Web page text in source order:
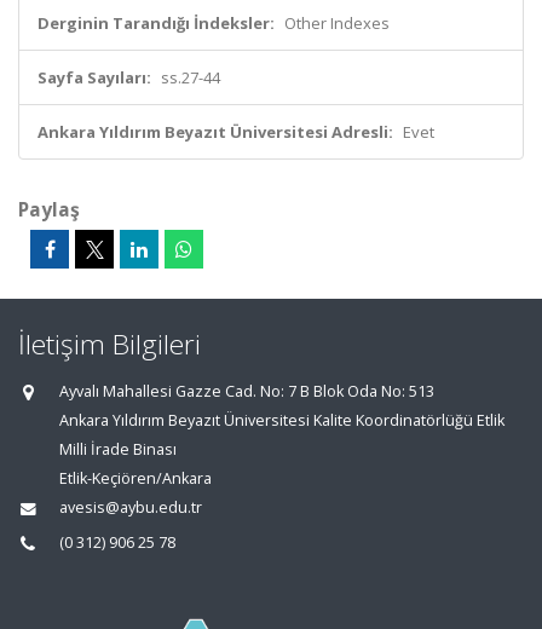
Derginin Tarandığı İndeksler: Other Indexes
Sayfa Sayıları: ss.27-44
Ankara Yıldırım Beyazıt Üniversitesi Adresli: Evet
Paylaş
İletişim Bilgileri
Ayvalı Mahallesi Gazze Cad. No: 7 B Blok Oda No: 513
Ankara Yıldırım Beyazıt Üniversitesi Kalite Koordinatörlüğü Etlik
Milli İrade Binası
Etlik-Keçiören/Ankara
avesis@aybu.edu.tr
(0 312) 906 25 78